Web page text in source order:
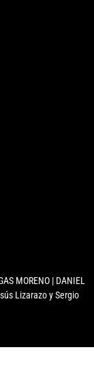
MORENO | DANIEL
Lizarazo y Sergio